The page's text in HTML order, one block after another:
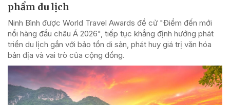
phẩm du lịch
Ninh Bình được World Travel Awards đề cử "Điểm đến mới
nổi hàng đầu châu Á 2026", tiếp tục khẳng định hướng phát
triển du lịch gắn với bảo tồn di sản, phát huy giá trị văn hóa
bản địa và vai trò của cộng đồng.